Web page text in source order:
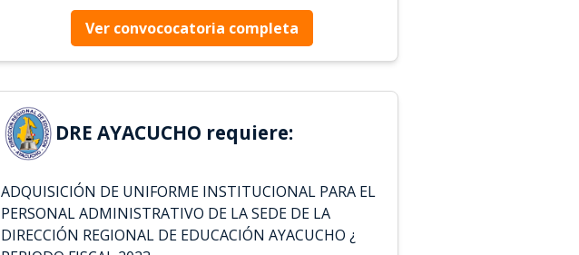
Ver convococatoria completa
DRE AYACUCHO requiere:
ADQUISICIÓN DE UNIFORME INSTITUCIONAL PARA EL
PERSONAL ADMINISTRATIVO DE LA SEDE DE LA
DIRECCIÓN REGIONAL DE EDUCACIÓN AYACUCHO ¿